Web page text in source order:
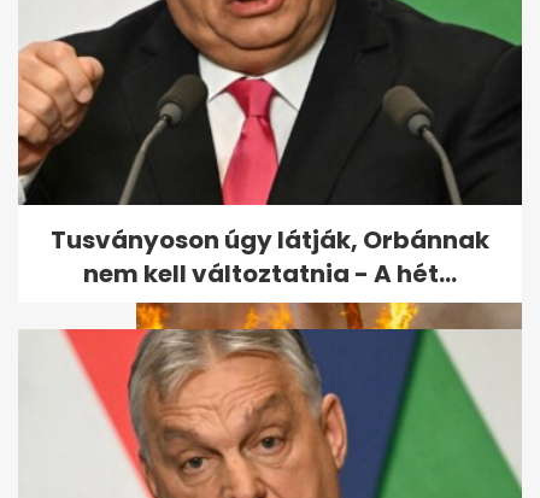
Kínai kutatók új térképen
mutatják meg a Hold
geológiai...
Tusványoson úgy látják, Orbánnak
nem kell változtatnia - A hét...